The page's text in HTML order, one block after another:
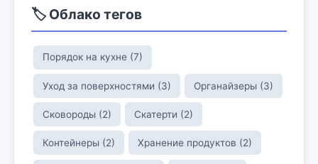
🏷️ Облако тегов
Порядок на кухне (7)
Уход за поверхностями (3) Органайзеры (3)
Сковороды (2) Скатерти (2)
Контейнеры (2) Хранение продуктов (2)